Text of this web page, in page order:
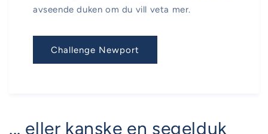
avseende duken om du vill veta mer.
Challenge Newport
... eller kanske en segelduk